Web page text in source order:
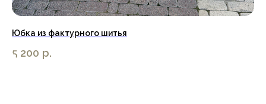
Юбка из фактурного шитья
5 200 р.